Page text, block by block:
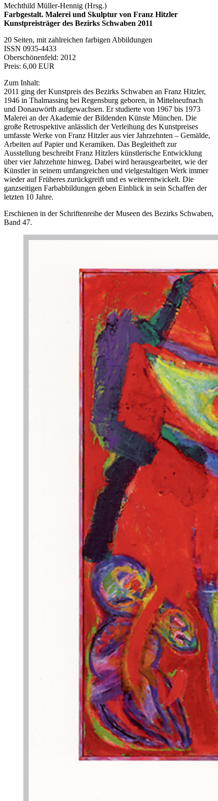
Mechthild Müller-Hennig (Hrsg.)
Farbgestalt. Malerei und Skulptur von Franz Hitzler
Kunstpreisträger des Bezirks Schwaben 2011
20 Seiten, mit zahlreichen farbigen Abbildungen
ISSN 0935-4433
Oberschönenfeld: 2012
Preis: 6,00 EUR
Zum Inhalt:
2011 ging der Kunstpreis des Bezirks Schwaben an Franz Hitzler,
1946 in Thalmassing bei Regensburg geboren, in Mittelneufnach
und Donauwörth aufgewachsen. Er studierte von 1967 bis 1973
Malerei an der Akademie der Bildenden Künste München. Die
große Retrospektive anlässlich der Verleihung des Kunstpreises
umfasste Werke von Franz Hitzler aus vier Jahrzehnten – Gemälde,
Arbeiten auf Papier und Keramiken. Das Begleitheft zur
Ausstellung beschreibt Franz Hitzlers künstlerische Entwicklung
über vier Jahrzehnte hinweg. Dabei wird herausgearbeitet, wie der
Künstler in seinem umfangreichen und vielgestaltigen Werk immer
wieder auf Früheres zurückgreift und es weiterentwickelt. Die
ganzseitigen Farbabbildungen geben Einblick in sein Schaffen der
letzten 10 Jahre.
Erschienen in der Schriftenreihe der Museen des Bezirks Schwaben,
Band 47.